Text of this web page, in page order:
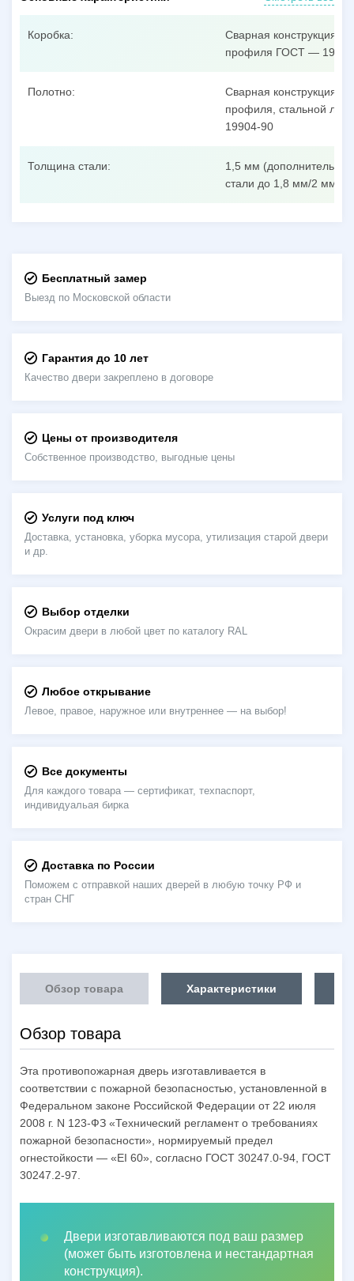
Коробка:
Сварная конструкция из
профиля ГОСТ —
Полотно:
Сварная конструкция из
профиля, стальной
19904-90
Толщина стали:
1,5 мм
стали до 1,8 мм/2 мм/3
Бесплатный замер
Выезд по Московской области
Гарантия до 10 лет
Качество двери закреплено в договоре
Цены от производителя
Собственное производство, выгодные цены
Услуги под ключ
Доставка, установка, уборка мусора, утилизация старой двери
и др.
Выбор отделки
Окрасим двери в любой цвет по каталогу RAL
Любое открывание
Левое, правое, наружное или внутреннее — на выбор!
Все документы
Для каждого товара — сертификат, техпаспорт,
индивидуальая бирка
Доставка по России
Поможем с отправкой наших дверей в любую точку РФ и
стран СНГ
Обзор товара Характеристики
Обзор товара
Эта противопожарная дверь изготавливается в
соответствии с пожарной безопасностью, установленной в
Федеральном законе Российской Федерации от 22 июля
2008 г. N 123-ФЗ «Технический регламент о требованиях
пожарной безопасности», нормируемый предел
огнестойкости — «EI 60», согласно ГОСТ 30247.0-94, ГОСТ
30247.2-97.
Двери изготавливаются под ваш размер
(может быть изготовлена и нестандартная
конструкция).